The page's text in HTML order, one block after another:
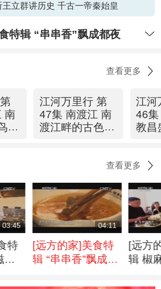
王立群讲历史 千古一帝秦始皇
特辑 “串串香”飘成都夜
查看更多
南
情
江河万里行 第
47集 南渡江 南
渡江畔的古色古
江河
46
教昌
查看更多
03:45
特
味
04:11
[远方的家]美食特
辑 “串串香”飘成都
[远方
辑 椒